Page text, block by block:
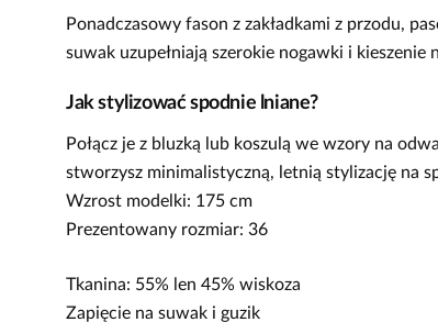
Ponadczasowy fason z zakładkami z przodu,
suwak uzupełniają szerokie nogawki i
Jak stylizować spodnie lniane?
Połącz je z bluzką lub koszulą we wzory na
stworzysz minimalistyczną, letnią stylizację na
Wzrost modelki: 175 cm
Prezentowany rozmiar: 36
Tkanina: 55% len 45% wiskoza
Zapięcie na suwak i guzik